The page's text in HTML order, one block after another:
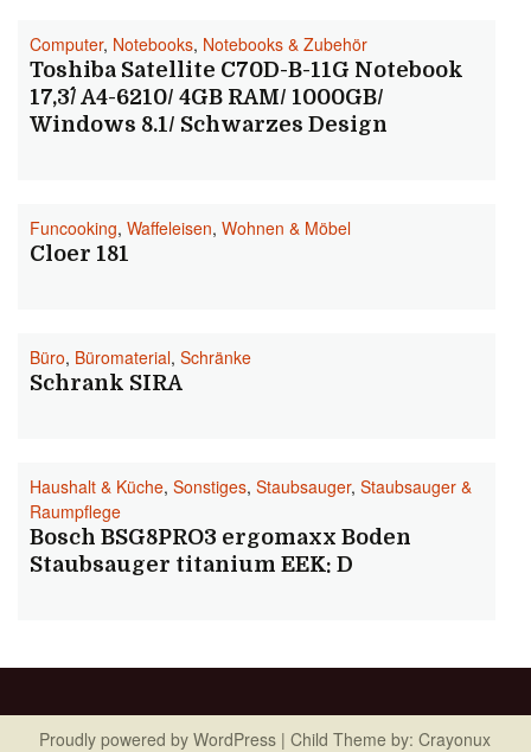
Computer, Notebooks, Notebooks & Zubehör
Toshiba Satellite C70D-B-11G Notebook
17,3´´/ A4-6210/ 4GB RAM/ 1000GB/
Windows 8.1/ Schwarzes Design
Funcooking, Waffeleisen, Wohnen & Möbel
Cloer 181
Büro, Büromaterial, Schränke
Schrank SIRA
Haushalt & Küche, Sonstiges, Staubsauger, Staubsauger &
Raumpflege
Bosch BSG8PRO3 ergomaxx Boden
Staubsauger titanium EEK: D
Proudly powered by WordPress | Child Theme by: Crayonux